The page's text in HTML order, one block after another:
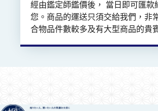
經由鑑定師鑑價後， 當日即可匯款
您。商品的運送只須交給我們，非
合物品件數較多及有大型商品的貴